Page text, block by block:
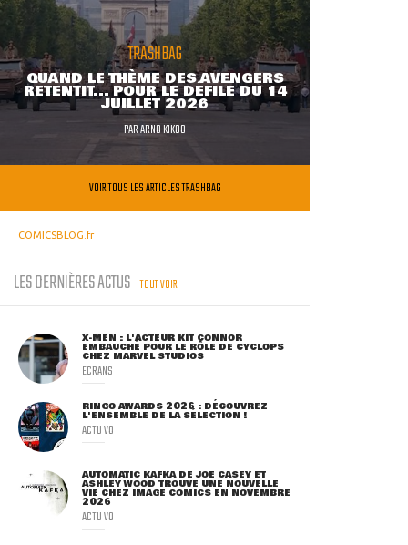
TRASHBAG
QUAND LE THÈME DES AVENGERS
RETENTIT... POUR LE DÉFILÉ DU 14
JUILLET 2026
PARARNO KIKOO
VOIR TOUS LES ARTICLES TRASHBAG
COMICSBLOG.fr
LES DERNIÈRES ACTUS TOUT VOIR
X-MEN : L'ACTEUR KIT CONNOR
EMBAUCHÉ POUR LE RÔLE DE CYCLOPS
CHEZ MARVEL STUDIOS
ECRANS
RINGO AWARDS 2026 : DÉCOUVREZ
L'ENSEMBLE DE LA SÉLECTION !
ACTU VO
AUTOMATIC KAFKA DE JOE CASEY ET
ASHLEY WOOD TROUVE UNE NOUVELLE
VIE CHEZ IMAGE COMICS EN NOVEMBRE
2026
ACTU VO